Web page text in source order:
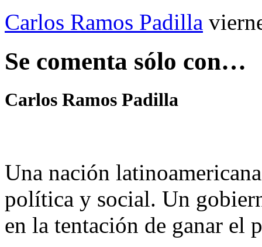
Carlos Ramos Padilla
Se comenta sólo con…
Carlos Ramos Padilla
Una nación
política y social. Un
en la tentación de ganar el